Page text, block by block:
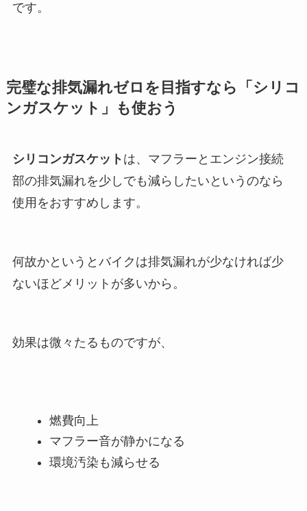
です。
完璧な排気漏れゼロを目指すなら「シリコ
ンガスケット」も使おう
シリコンガスケット は、マフラーとエンジン接続
部の排気漏れを少しでも減らしたいというのなら
使用をおすすめします。
何故かというとバイクは排気漏れが少なければ少
ないほどメリットが多いから。
効果は微々たるものですが、
燃費向上
マフラー音が静かになる
環境汚染も減らせる